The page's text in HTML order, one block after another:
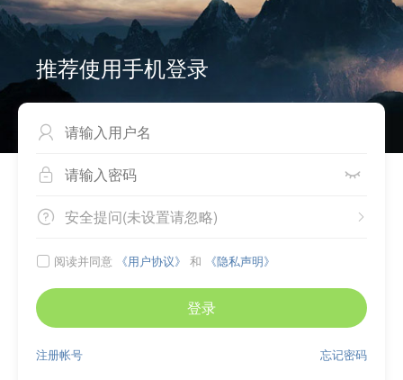
推荐使用手机登录

 
 
安全提问(未设置请忽略)
 阅读并同意 《用户协议》 和 《隐私声明》
登录
忘记密码
注册帐号